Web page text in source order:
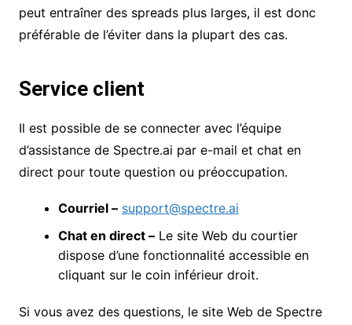
peut entraîner des spreads plus larges, il est donc
préférable de l’éviter dans la plupart des cas.
Service client
Il est possible de se connecter avec l’équipe
d’assistance de Spectre.ai par e-mail et chat en
direct pour toute question ou préoccupation.
Courriel – support@spectre.ai
Chat en direct –Le site Web du courtier
dispose d’une fonctionnalité accessible en
cliquant sur le coin inférieur droit.
Si vous avez des questions, le site Web de Spectre